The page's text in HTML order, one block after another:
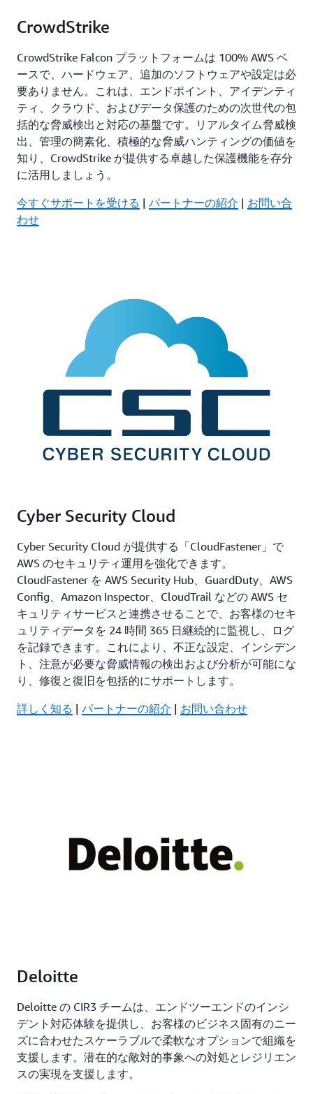
CrowdStrike
CrowdStrike Falcon プラットフォームは 100% AWS ベ
ースで、ハードウェア、追加のソフトウェアや設定は必
要ありません。これは、エンドポイント、アイデンティ
ティ、クラウド、およびデータ保護のための次世代の包
括的な脅威検出と対応の基盤です。リアルタイム脅威検
出、管理の簡素化、積極的な脅威ハンティングの価値を
知り、CrowdStrike が提供する卓越した保護機能を存分
に活用しましょう。
今すぐサポートを受ける | パートナーの紹介 | お問い合
わせ
Cyber Security Cloud
Cyber Security Cloud が提供する「CloudFastener」で
AWS のセキュリティ運用を強化できます。
CloudFastener を AWS Security Hub、GuardDuty、AWS
Config、Amazon Inspector、CloudTrail などの AWS セ
キュリティサービスと連携させることで、お客様のセキ
ュリティデータを 24 時間 365 日継続的に監視し、ログ
を記録できます。これにより、不正な設定、インシデン
ト、注意が必要な脅威情報の検出および分析が可能にな
り、修復と復旧を包括的にサポートします。
詳しく知る | パートナーの紹介 | お問い合わせ
Deloitte
Deloitte の CIR3 チームは、エンドツーエンドのインシ
デント対応体験を提供し、お客様のビジネス固有のニー
ズに合わせたスケーラブルで柔軟なオプションで組織を
支援します。潜在的な敵対的事象への対処とレジリエン
スの実現を支援します。